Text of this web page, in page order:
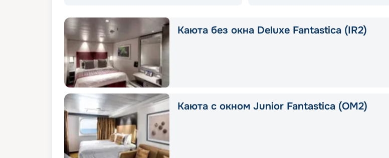
Каюта без окна Deluxe Fantastica (IR2)
Каюта с окном Junior Fantastica (OM2)